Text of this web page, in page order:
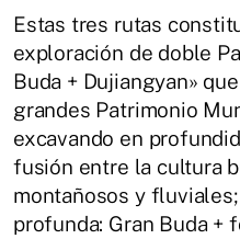
Estas tres rutas
exploración de doble
Buda + Dujiangyan»
grandes Patrimonio
excavando en
fusión entre la cultura
montañosos y
profunda: Gran Buda +